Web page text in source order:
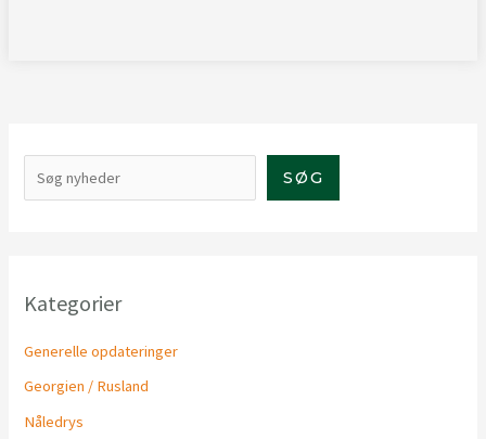
ø
SØG
Kategorier
Generelle opdateringer
Georgien / Rusland
Nåledrys